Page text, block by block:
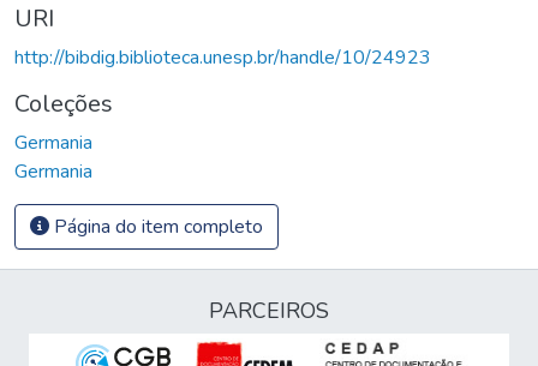
URI
http://bibdig.biblioteca.unesp.br/handle/10/24923
Coleções
Germania
Germania
Página do item completo
PARCEIROS